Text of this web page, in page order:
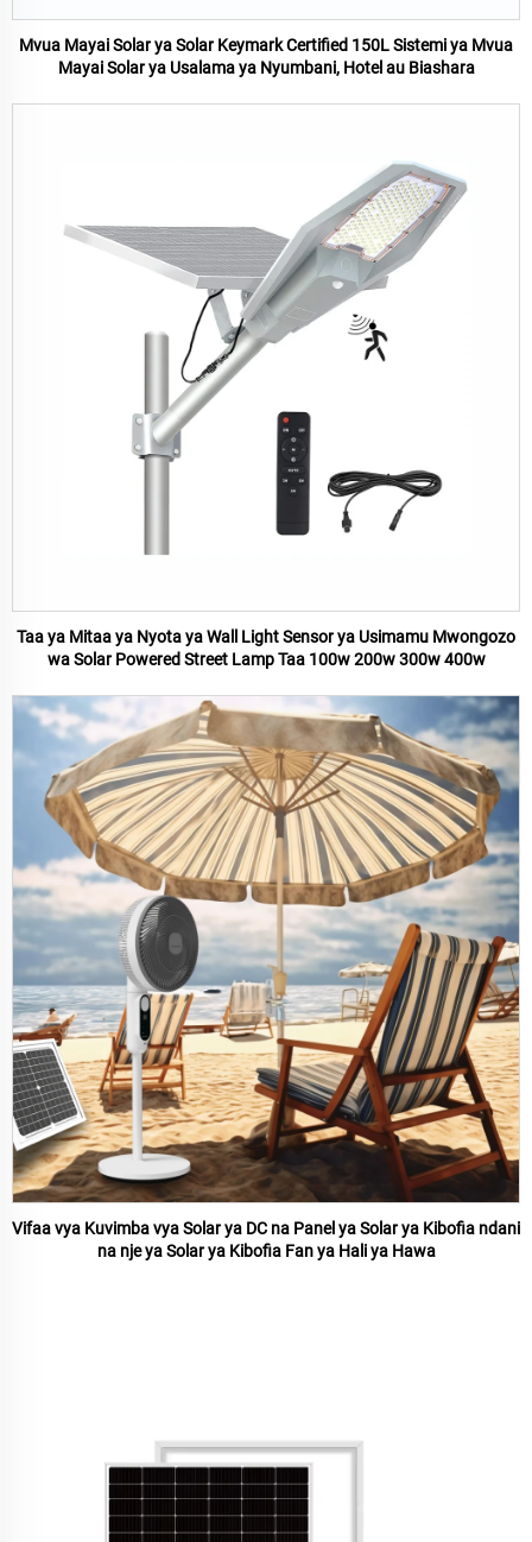
Mvua Mayai Solar ya Solar Keymark Certified 150L Sistemi ya Mvua
Mayai Solar ya Usalama ya Nyumbani, Hotel au Biashara
Taa ya Mitaa ya Nyota ya Wall Light Sensor ya Usimamu Mwongozo
wa Solar Powered Street Lamp Taa 100w 200w 300w 400w
Vifaa vya Kuvimba vya Solar ya DC na Panel ya Solar ya Kibofia ndani
na nje ya Solar ya Kibofia Fan ya Hali ya Hawa